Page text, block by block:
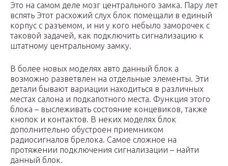
Это на самом деле мозг центрального замка. Пару лет
вспять Этот расхожий слух блок помещали в единый
корпус с разъемом, и ни у кого небыло заморочек с
таковой задачей, как подключить сигнализацию к
штатному центральному замку.
В более новых моделях авто данный блок а
возможно разветвлен на отдельные элементы. Эти
детали бывают вариации находиться в различных
местах салона и подкапотного места. Функция этого
блока – выслеживать состояние концевиков, также
кнопок и контактов. В неких моделях блок
дополнительно обустроен приемником
радиосигналов брелока. Самое сложное на
протяжении подключения сигнализации – найти
данный блок.